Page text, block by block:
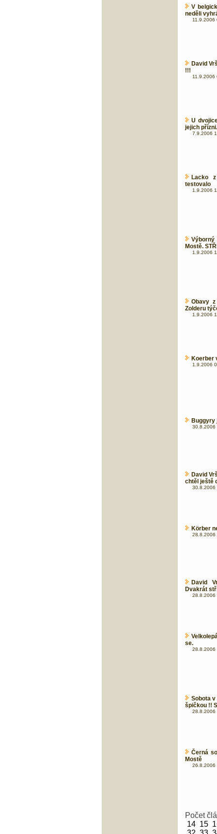
V
neděli
11.9.2006
David
!!!
11.9.2006
U
jejich přízni.
7.9.2006
Lacko
testovalo
1.9.2006
Výborný
Mostě.
1.9.2006
Obavy
Zolderu
1.9.2006
Koerber
1.9.2006
Buggyry
30.8.2006
David
chtěl ještě
30.8.2006
Körber
28.8.2006
David
Dvakrát
28.8.2006
se.
28.8.2006
Sobota
špičkou !!
28.8.2006
Černá
Mostě
26.8.2006
Počet
14 15